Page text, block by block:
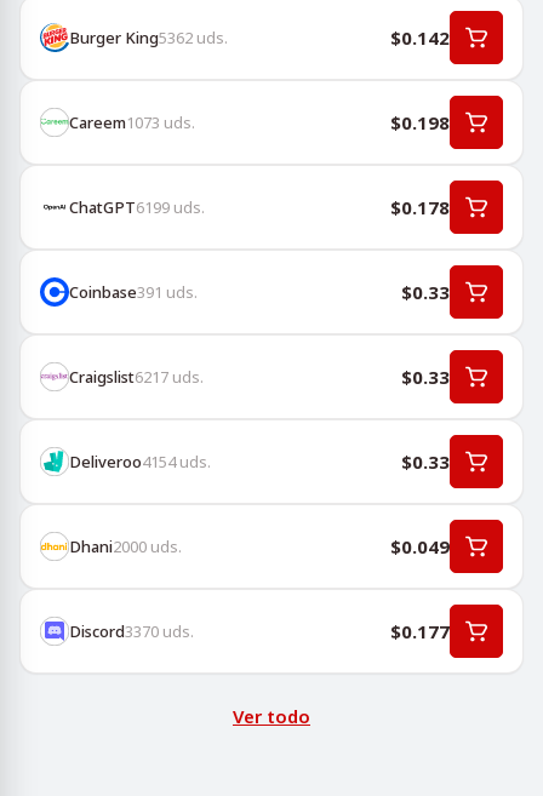
Burger King5362 uds. $0.142
Careem1073 uds. $0.198
ChatGPT6199 uds. $0.178
Coinbase391 uds. $0.33
Craigslist6217 uds. $0.33
Deliveroo4154uds. $0.33
Dhani2000 uds. $0.049
Discord3370 uds. $0.177
Ver todo